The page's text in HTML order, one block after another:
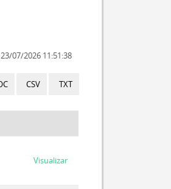
07/2026 11:51:38
CSV TXT
Visualizar